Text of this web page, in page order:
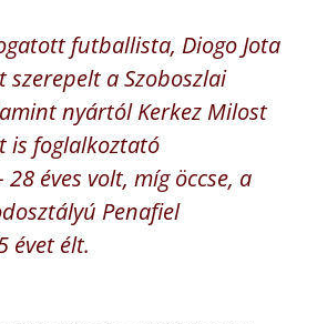
futballista, Diogo Jota
szerepelt a Szoboszlai
nyártól Kerkez Milost
is foglalkoztató
éves volt, míg öccse, a
Penafiel
évet élt.